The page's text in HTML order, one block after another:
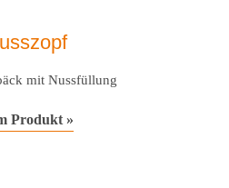
mit Nussfüllung
Produkt »